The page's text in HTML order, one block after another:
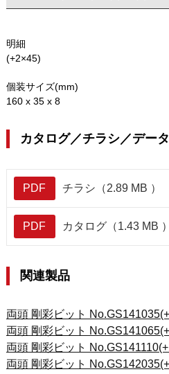
明細
(+2×45)
個装サイズ(mm)
160 x 35 x 8
カタログ／チラシ／データ
PDF チラシ（2.89 MB ）
PDF カタログ（1.43 MB ）
関連製品
両頭 剛彩ビット
両頭 剛彩ビット
両頭 剛彩ビット
両頭 剛彩ビット